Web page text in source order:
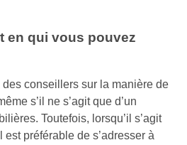
en qui vous pouvez
conseillers sur la manière de
s’il ne s’agit que d’un
Toutefois, lorsqu’il s’agit
est préférable de s’adresser à